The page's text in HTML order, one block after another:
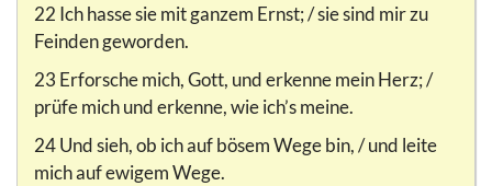
22 Ich hasse sie mit ganzem Ernst; / sie sind mir zu
Feinden geworden.
23 Erforsche mich, Gott, und erkenne mein Herz; /
prüfe mich und erkenne, wie ich’s meine.
24 Und sieh, ob ich auf bösem Wege bin, / und leite
mich auf ewigem Wege.